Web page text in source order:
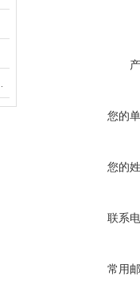
您的
您的
联系
常用